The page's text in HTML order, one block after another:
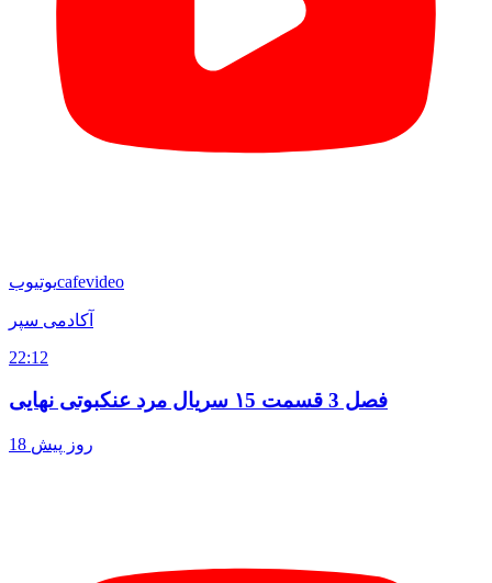
یوتیوبcafevideo
آکادمی سپر
22:12
فصل 3 قسمت ۱5 سریال مرد عنکبوتی نهایی
18 روز پیش